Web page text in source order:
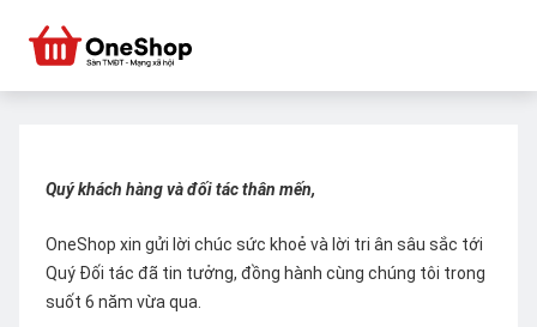
Quý khách hàng và đối tác thân mến,
OneShop xin gửi lời chúc sức khoẻ và lời tri ân sâu sắc tới
Quý Đối tác đã tin tưởng, đồng hành cùng chúng tôi trong
suốt 6 năm vừa qua.